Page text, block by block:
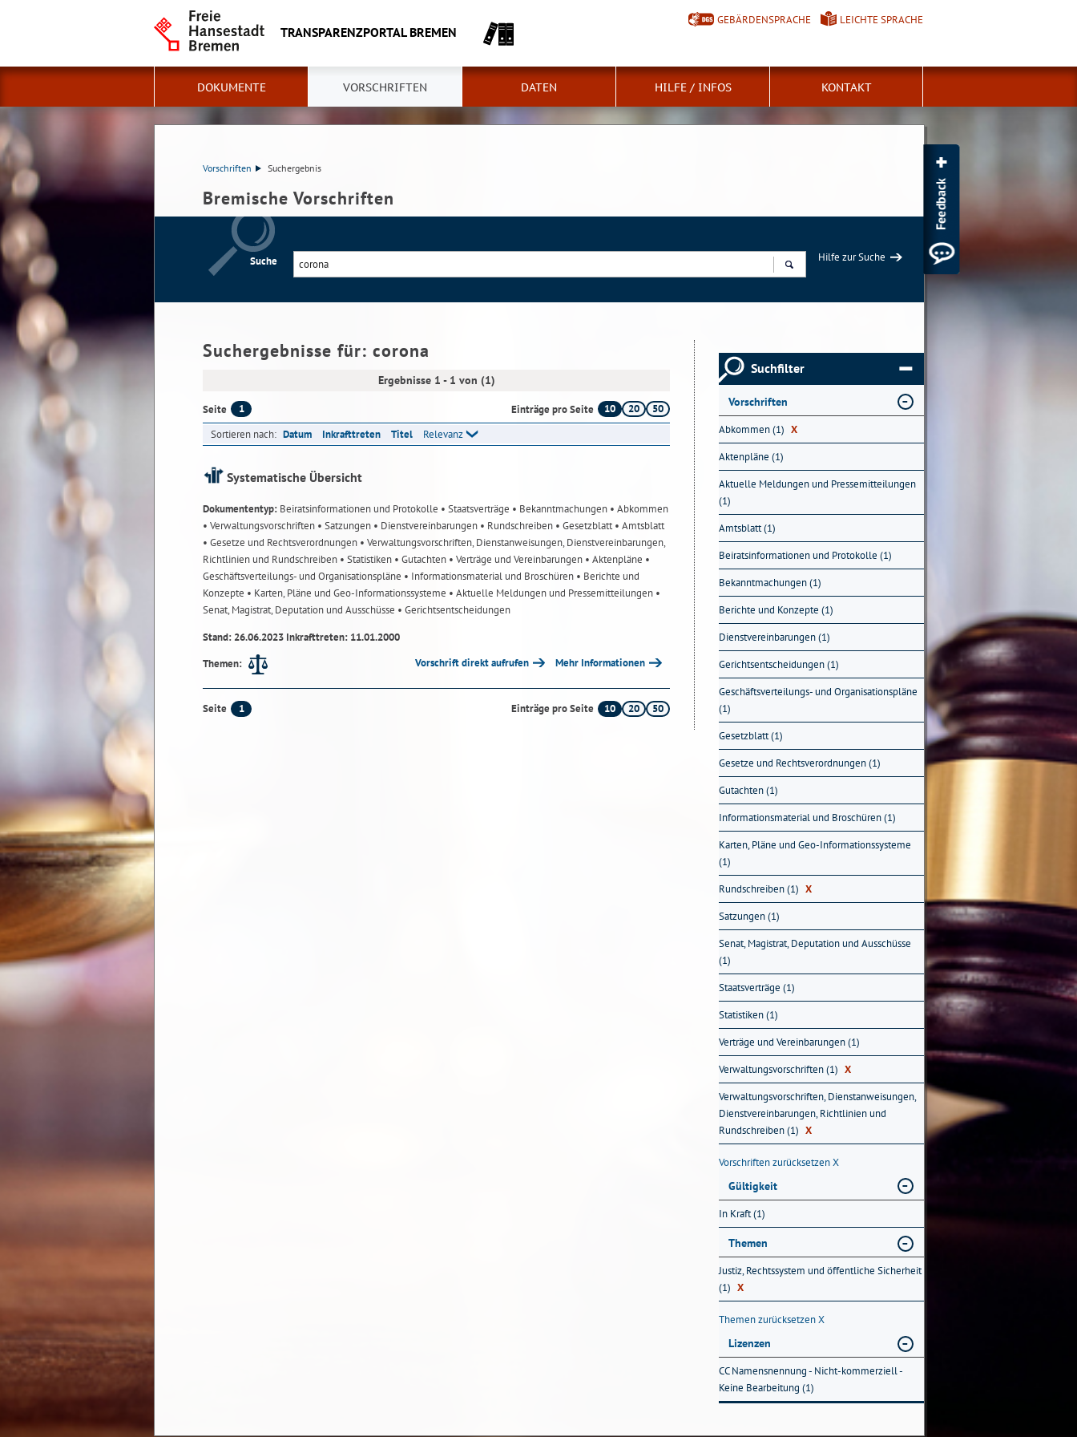
TRANSPARENZPORTAL BREMEN
GEBÄRDENSPRACHE LEICHTE SPRACHE
DOKUMENTE VORSCHRIFTEN DATEN HILFE / INFOS KONTAKT
Vorschriften Suchergebnis
Bremische Vorschriften
Suche
Hilfe zur Suche
Suchergebnisse für: corona
Ergebnisse 1 - 1 von (1)
Seite 1 Einträge pro Seite 10 20
50
Sortieren nach: Datum Inkrafttreten Titel Relevanz
Systematische Übersicht
Dokumententyp: Beiratsinformationen und Protokolle • Staatsverträge • Bekanntmachungen • Abkommen
• Verwaltungsvorschriften • Satzungen • Dienstvereinbarungen • Rundschreiben • Gesetzblatt• Amtsblatt
• Gesetze und Rechtsverordnungen • Verwaltungsvorschriften, Dienstanweisungen, Dienstvereinbarungen,
Richtlinien und Rundschreiben • Statistiken • Gutachten • Verträge und Vereinbarungen • Aktenpläne •
Geschäftsverteilungs- und Organisationspläne • Informationsmaterial und Broschüren • Berichte und
Konzepte • Karten, Pläne und Geo-Informationssysteme • Aktuelle Meldungen und Pressemitteilungen •
Senat, Magistrat, Deputation und Ausschüsse • Gerichtsentscheidungen
Stand: 26.06.2023 Inkrafttreten: 11.01.2000
Themen:
Vorschrift direkt aufrufen Mehr Informationen
Seite 1 Einträge pro Seite 10 20 50
Suchfilter
Vorschriften
Abkommen (1) X
Aktenpläne (1)
Aktuelle Meldungen und Pressemitteilungen
(1)
Amtsblatt (1)
Beiratsinformationen und Protokolle (1)
Bekanntmachungen (1)
Berichte und Konzepte (1)
Dienstvereinbarungen (1)
Gerichtsentscheidungen (1)
Geschäftsverteilungs- und Organisationspläne
(1)
Gesetzblatt (1)
Gesetze und Rechtsverordnungen (1)
Gutachten (1)
Informationsmaterial und Broschüren (1)
Karten, Pläne und Geo-Informationssysteme
(1)
Rundschreiben (1) X
Satzungen (1)
Senat, Magistrat, Deputation und Ausschüsse
(1)
Staatsverträge (1)
Statistiken (1)
Verträge und Vereinbarungen (1)
Verwaltungsvorschriften (1) X
Verwaltungsvorschriften, Dienstanweisungen,
Dienstvereinbarungen, Richtlinien und
Rundschreiben (1) X
Vorschriften zurücksetzenX
Gültigkeit
In Kraft (1)
Themen
Justiz, Rechtssystem und öffentliche Sicherheit
(1) X
Themen zurücksetzenX
Lizenzen
CC Namensnennung - Nicht-kommerziell -
Keine Bearbeitung (1)